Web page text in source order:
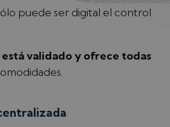
puede ser digital el control
validado y ofrece todas